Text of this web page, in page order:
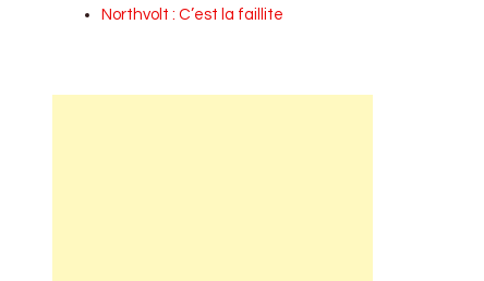
Northvolt : C’est la faillite